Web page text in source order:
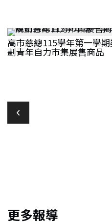
高市慈總115學年第一學
劃青年自力市集展售商品
更多報導